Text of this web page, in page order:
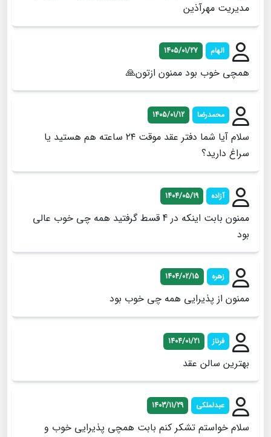
مدیریت مهرآذین
الهام 1405/01/27
همچی خوب بود ممنون ازتون🙏
محمدرضا 1405/01/12
سلام آیا شما دفتر عقد موقت ‌۲۴ ساعته هم هستید یا
سراغ دارید؟
آزاده 1404/05/19
ممنون بابت اینکه در 4 قسط گرفتید همه چی خوب عالی
بود
زهره 1404/02/15
ممنون از پذیرایی همه چی خوب بود
فرناز 1404/01/21
بهترین سالن عقد
عبدلملکی 1403/11/29
سلام خواستم تشکر کنم بابت همچی پذیرایی خوب و